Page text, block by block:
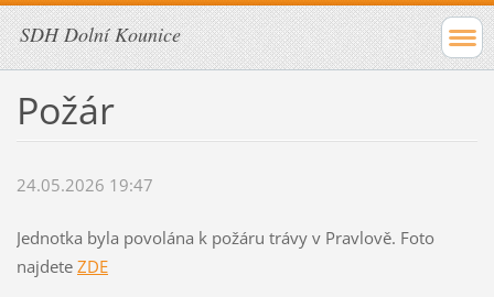
SDH Dolní Kounice
Požár
24.05.2026 19:47
Jednotka byla povolána k požáru trávy v Pravlově. Foto
najdete ZDE